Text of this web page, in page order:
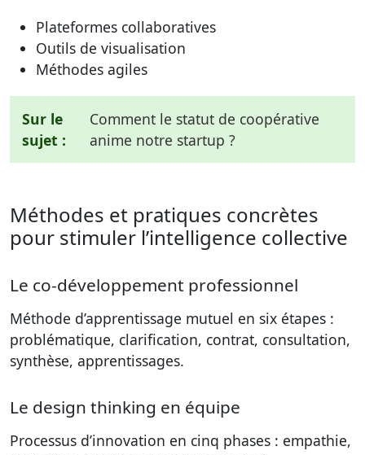
Plateformes collaboratives
Outils de visualisation
Méthodes agiles
Sur le
sujet :
Comment le statut de coopérative
anime notre startup ?
Méthodes et pratiques concrètes
pour stimuler l’intelligence collective
Le co-développement professionnel
Méthode d’apprentissage mutuel en six étapes :
problématique, clarification, contrat, consultation,
synthèse, apprentissages.
Le design thinking en équipe
Processus d’innovation en cinq phases : empathie,